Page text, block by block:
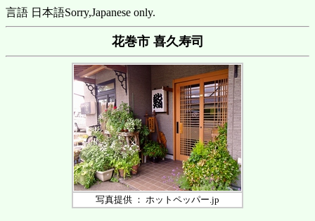
言語 日本語Sorry,Japanese only.
花巻市 喜久寿司
写真提供 ： ホットペッパー.jp